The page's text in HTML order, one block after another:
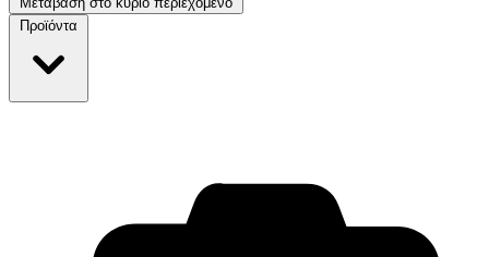
Προϊόντα